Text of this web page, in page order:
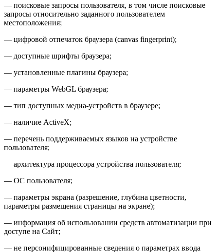
— поисковые запросы пользователя, в том числе поисковые
запросы относительно заданного пользователем
местоположения;
— цифровой отпечаток браузера (canvas fingerprint);
— доступные шрифты браузера;
— установленные плагины браузера;
— параметры WebGL браузера;
— тип доступных медиа-устройств в браузере;
— наличие ActiveX;
— перечень поддерживаемых языков на устройстве
пользователя;
— архитектура процессора устройства пользователя;
— ОС пользователя;
— параметры экрана (разрешение, глубина цветности,
параметры размещения страницы на экране);
— информация об использовании средств автоматизации при
доступе на Сайт;
— не персонифицированные сведения о параметрах ввода